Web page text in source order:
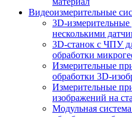
Видеоизмерительные
3D-
несколькими
3D-станок с ЧПУ
обработки
Измерительные
обработки 3D-
Измерительные
изображений на
Модульная